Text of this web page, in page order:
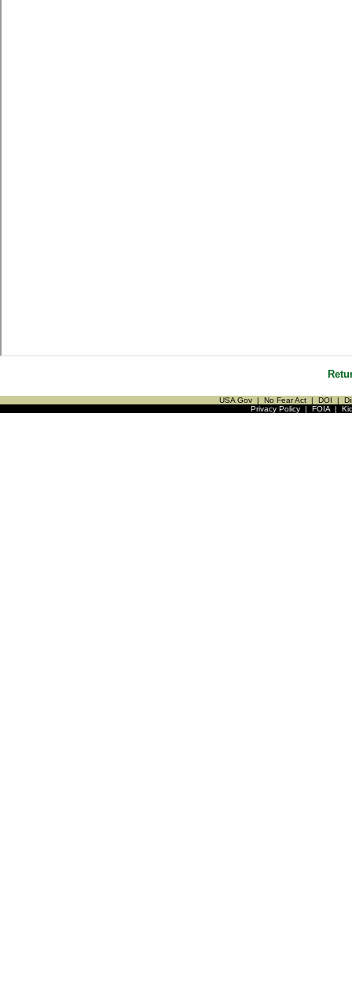
USA Gov | No Fear Act | DOI |
Privacy Policy| FOIA|